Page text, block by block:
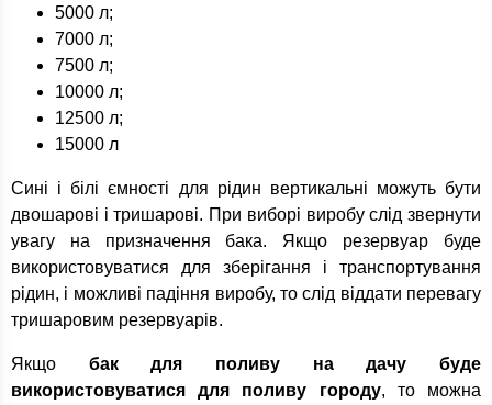
5000 л;
7000 л;
7500 л;
10000 л;
12500 л;
15000 л
Сині і білі ємності для рідин вертикальні можуть бути
двошарові і тришарові. При виборі виробу слід звернути
увагу на призначення бака. Якщо резервуар буде
використовуватися для зберігання і транспортування
рідин, і можливі падіння виробу, то слід віддати перевагу
тришаровим резервуарів.
Якщо бак для поливу на дачу буде
використовуватися для поливу городу, то можна